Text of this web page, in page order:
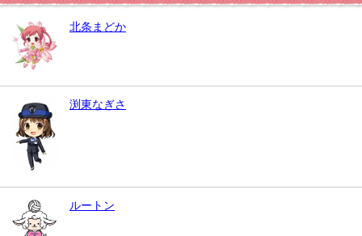
北条まどか
渕東なぎさ
ルートン